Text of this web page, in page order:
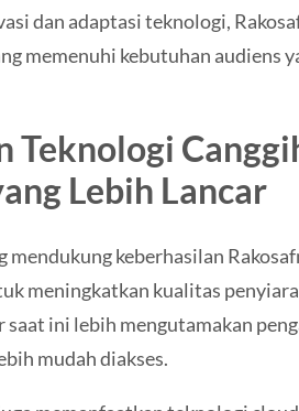
dan adaptasi teknologi,
memenuhi kebutuhan audiens
Teknologi
Lebih Lancar
mendukung keberhasilan
meningkatkan kualitas
saat ini lebih mengutamakan
mudah diakses.